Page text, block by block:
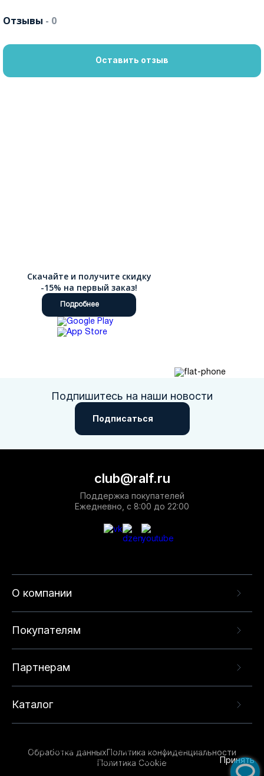
Отзывы - 0
Оставить отзыв
Скачайте и получите скидку
-15% на первый заказ!
Подробнее
Подпишитесь на наши новости
Подписаться
О компании
Покупателям
Партнерам
Каталог
club@ralf.ru
Поддержка покупателей
Ежедневно, с 8:00 до 22:00
Обработка данныхПолитика конфиденциальности
Политика Cookie
опыта на нашем сайте. Продолжая использовать
данный сайт, вы соглашаетесь с использованием
Принять